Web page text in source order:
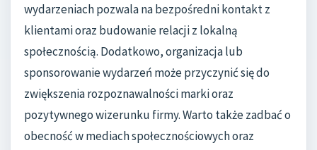
wydarzeniach pozwala na bezpośredni kontakt z
klientami oraz budowanie relacji z lokalną
społecznością. Dodatkowo, organizacja lub
sponsorowanie wydarzeń może przyczynić się do
zwiększenia rozpoznawalności marki oraz
pozytywnego wizerunku firmy. Warto także zadbać o
obecność w mediach społecznościowych oraz